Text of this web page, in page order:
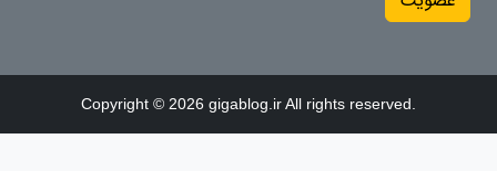
Copyright © 2026 gigablog.ir All rights reserved.